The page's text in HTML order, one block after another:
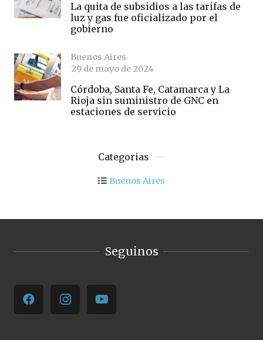
La quita de subsidios a las tarifas de
luz y gas fue oficializado por el
gobierno
Buenos Aires
29 de mayo de 2024
Córdoba, Santa Fe, Catamarca y La
Rioja sin suministro de GNC en
estaciones de servicio
Categorias
Buenos Aires
Seguinos